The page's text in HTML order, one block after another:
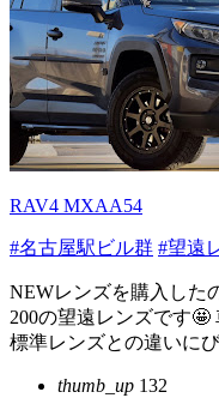
RAV4 MXAA54
#名古屋駅ビル群 #望遠
NEWレンズを購入した
200の望遠レンズです
標準レンズとの違いに
thumb_up 132